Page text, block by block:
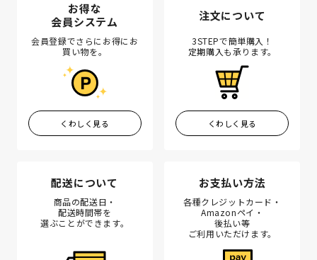
お得な
会員システム
会員登録でさらにお得にお
買い物を。
くわしく見る
注文について
3STEPで簡単購入！
定期購入も承ります。
くわしく見る
配送について
商品の配送日・
配送時間帯を
選ぶことができます。
お支払い方法
各種クレジットカード・
Amazonペイ・
後払い等
ご利用いただけます。